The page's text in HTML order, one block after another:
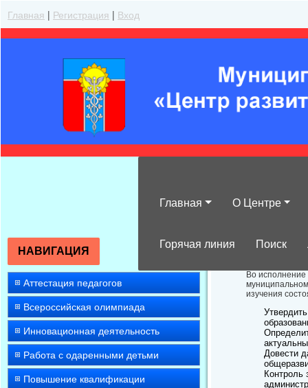
Главная | Регистрация | Вход
Главная О Центре
Горячая линия Поиск
НАВИГАЦИЯ
Аттестация педагогов
Всероссийская олимпиада
Инновационная деятельность
Работа с одаренными детьми
Повышение квалификации
Во
изучения
Довести
Контроль